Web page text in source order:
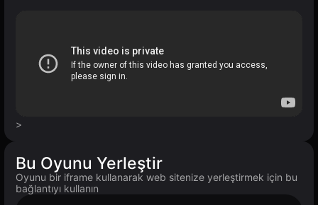
>
Bu Oyunu Yerleştir
Oyunu bir iframe kullanarak web sitenize yerleştirmek için bu
bağlantıyı kullanın